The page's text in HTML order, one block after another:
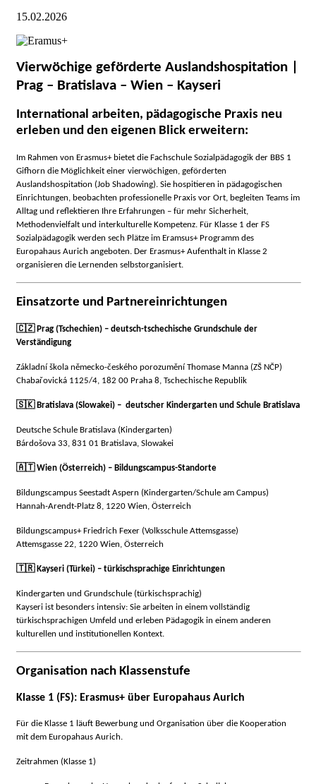
15.02.2026
Vierwöchige geförderte Auslandshospitation |
Prag – Bratislava – Wien – Kayseri
International arbeiten, pädagogische Praxis neu
erleben und den eigenen Blick erweitern:
Im Rahmen von Erasmus+ bietet die Fachschule Sozialpädagogik der BBS 1
Gifhorn die Möglichkeit einer vierwöchigen, geförderten
Auslandshospitation (Job Shadowing). Sie hospitieren in pädagogischen
Einrichtungen, beobachten professionelle Praxis vor Ort, begleiten Teams im
Alltag und reflektieren Ihre Erfahrungen – für mehr Sicherheit,
Methodenvielfalt und interkulturelle Kompetenz. Für Klasse 1 der FS
Sozialpädagogik werden sech Plätze im Eramsus+ Programm des
Europahaus Aurich angeboten. Der Erasmus+ Aufenthalt in Klasse 2
organisieren die Lernenden selbstorganisiert.
Einsatzorte und Partnereinrichtungen
🇨🇿Prag (Tschechien) – deutsch-tschechische Grundschule der
Verständigung
Základní škola německo-českého porozumění Thomase Manna (ZŠ NČP)
Chabařovická 1125/4, 182 00 Praha 8, Tschechische Republik
🇸🇰Bratislava (Slowakei) – deutscher Kindergarten und Schule Bratislava
Deutsche Schule Bratislava (Kindergarten)
Bárdošova 33, 831 01 Bratislava, Slowakei
🇦🇹Wien (Österreich) – Bildungscampus-Standorte
Bildungscampus Seestadt Aspern (Kindergarten/Schule am Campus)
Hannah-Arendt-Platz 8, 1220 Wien, Österreich
Bildungscampus+ Friedrich Fexer (Volksschule Attemsgasse)
Attemsgasse 22, 1220 Wien, Österreich
🇹🇷Kayseri (Türkei) – türkischsprachige Einrichtungen
Kindergarten und Grundschule (türkischsprachig)
Kayseri ist besonders intensiv: Sie arbeiten in einem vollständig
türkischsprachigen Umfeld und erleben Pädagogik in einem anderen
kulturellen und institutionellen Kontext.
Organisation nach Klassenstufe
Klasse 1 (FS): Erasmus+ über Europahaus Aurich
Für die Klasse 1 läuft Bewerbung und Organisation über die Kooperation
mit dem Europahaus Aurich.
Zeitrahmen (Klasse 1)